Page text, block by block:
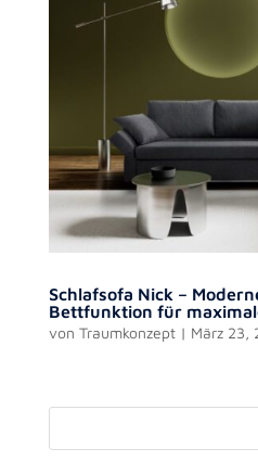
Schlafsofa Nick –
Bettfunktion für
von Traumkonzept| März 23,